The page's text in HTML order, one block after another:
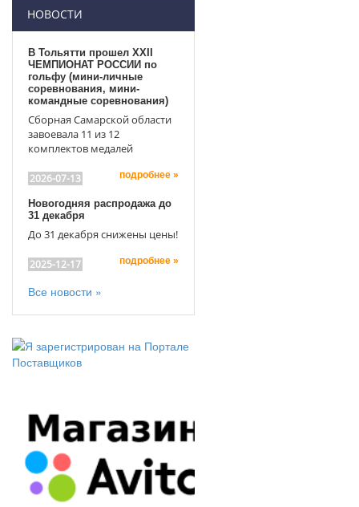
НОВОСТИ
В Тольятти прошел XXII
ЧЕМПИОНАТ РОССИИ по
гольфу (мини-личные
соревнования, мини-
командные соревнования)
Сборная Самарской области
завоевала 11 из 12
комплектов медалей
2026-07-13 подробнее »
Новогодняя распродажа до
31 декабря
До 31 декабря снижены цены!
2025-12-17 подробнее »
Все новости »